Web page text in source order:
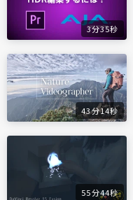
3分35秒
43分14秒
55分44秒